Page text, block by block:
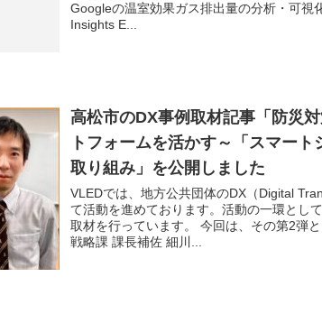
Googleの温室効果ガス排出量の分析・可視
Insights E...
高松市のDX事例取材記事「防災
トフォームを活かす～「スマー
取り組み」を公開しました
VLEDでは、地方公共団体のDX（Digital
て活動を進めております。活動の一環とし
取材を行っています。 今回は、その第2弾
戦略課 課長補佐 細川...